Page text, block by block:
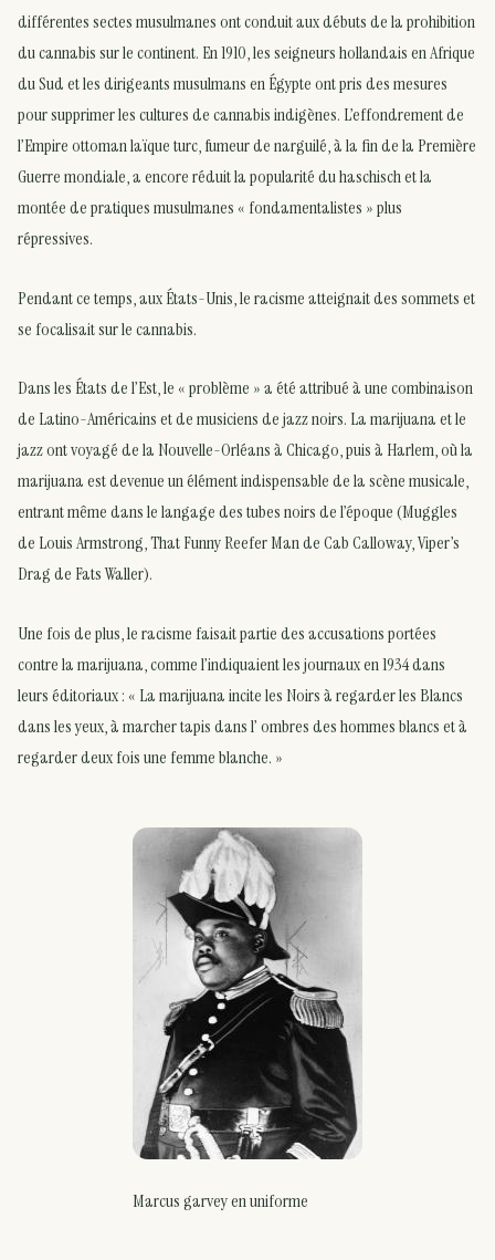
différentes sectes musulmanes ont conduit aux débuts de la prohibition
du cannabis sur le continent. En 1910, les seigneurs hollandais en Afrique
du Sud et les dirigeants musulmans en Égypte ont pris des mesures
pour supprimer les cultures de cannabis indigènes. L’effondrement de
l’Empire ottoman laïque turc, fumeur de narguilé, à la fin de la Première
Guerre mondiale, a encore réduit la popularité du haschisch et la
montée de pratiques musulmanes « fondamentalistes » plus
répressives.
Pendant ce temps, aux États-Unis, le racisme atteignait des sommets et
se focalisait sur le cannabis.
Dans les États de l’Est, le « problème » a été attribué à une combinaison
de Latino-Américains et de musiciens de jazz noirs. La marijuana et le
jazz ont voyagé de la Nouvelle-Orléans à Chicago, puis à Harlem, où la
marijuana est devenue un élément indispensable de la scène musicale,
entrant même dans le langage des tubes noirs de l’époque (Muggles
de Louis Armstrong, That Funny Reefer Man de Cab Calloway, Viper’s
Drag de Fats Waller).
Une fois de plus, le racisme faisait partie des accusations portées
contre la marijuana, comme l’indiquaient les journaux en 1934 dans
leurs éditoriaux : « La marijuana incite les Noirs à regarder les Blancs
dans les yeux, à marcher tapis dans l’ ombres des hommes blancs et à
regarder deux fois une femme blanche. »
Marcus garvey en uniforme